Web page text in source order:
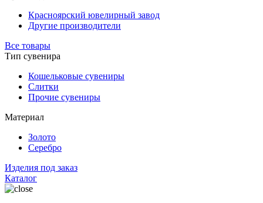
Красноярский ювелирный завод
Другие производители
Все товары
Тип сувенира
Кошельковые сувениры
Слитки
Прочие сувениры
Материал
Золото
Серебро
Изделия под заказ
Каталог